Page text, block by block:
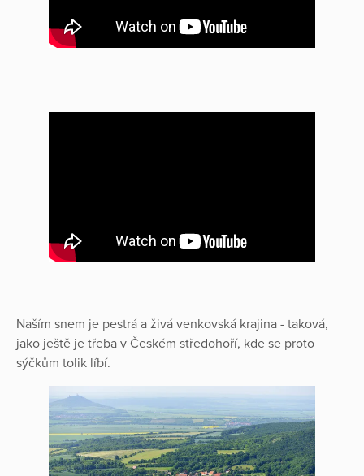
Naším snem je pestrá a živá venkovská krajina - taková,
jako ještě je třeba v Českém středohoří, kde se proto
sýčkům tolik líbí.